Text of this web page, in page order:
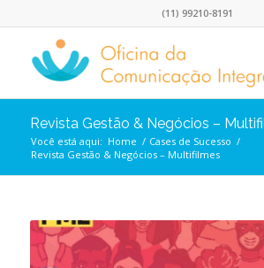
(11) 99210-8191
Revista Gestão & Negócios –
Você está aqui: Home / Cases de Sucesso /
Revista Gestão & Negócios – Multifilmes